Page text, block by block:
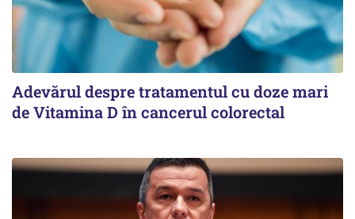
Adevărul despre tratamentul cu doze mari
de Vitamina D în cancerul colorectal